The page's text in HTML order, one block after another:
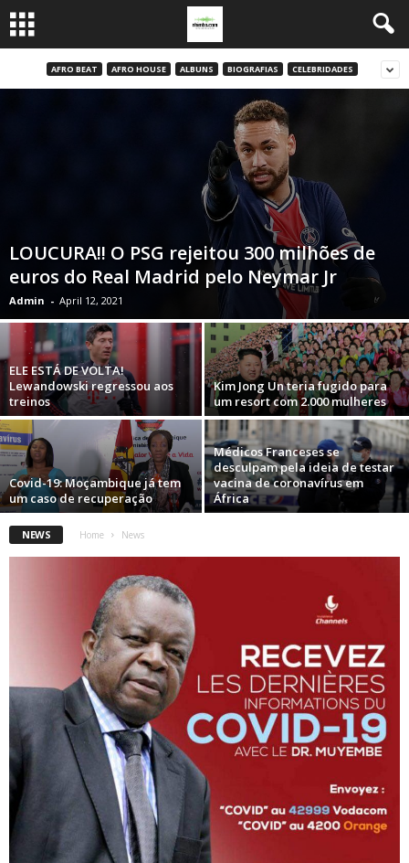
AFRO BEAT AFRO HOUSE ALBUNS BIOGRAFIAS CELEBRIDADES
LOUCURA!! O PSG rejeitou 300 milhões de
euros do Real Madrid pelo Neymar Jr
Admin - April 12, 2021
ELE ESTÁ DE VOLTA!
Lewandowski regressou aos
treinos
Kim Jong Un teria fugido para
um resort com 2.000 mulheres
Covid-19: Moçambique já tem
um caso de recuperação
Médicos Franceses se
desculpam pela ideia de testar
vacina de coronavírus em
África
NEWS Home News